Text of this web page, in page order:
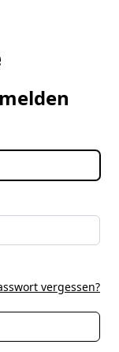
vergessen?